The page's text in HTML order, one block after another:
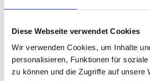
Diese Webseite verwendet Cookies
Wir verwenden Cookies, um Inhalte
personalisieren, Funktionen für
zu können und die Zugriffe auf unsere
Smartphones eingeführt. Die EnBW
besten bewertete E-Mobilitäts-App.
Android Auto verbindet Navigations- und